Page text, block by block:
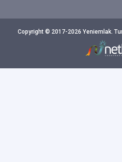
Copyright © 2017-2026 Yeniemlak.